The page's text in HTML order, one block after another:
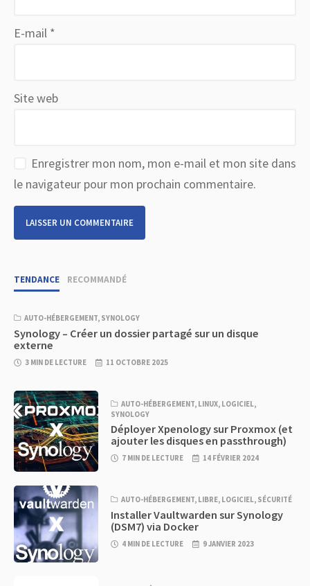
E-mail *
Site web
Enregistrer mon nom, mon e-mail et mon site dans
le navigateur pour mon prochain commentaire.
TENDANCE RECOMMANDÉ
AUTO-HÉBERGEMENT, SYNOLOGY
Synology – Créer un dossier partagé sur un disque
externe
3 MIN DE LECTURE 11 OCTOBRE 2025
AUTO-HÉBERGEMENT, LINUX, LOGICIEL,
SYNOLOGY
Déployer Xpenology sur Proxmox (et
ajouter les disques en passthrough)
7 MIN DE LECTURE 14 FÉVRIER 2024
AUTO-HÉBERGEMENT, LIBRE, LOGICIEL, SÉCURITÉ
Installer Vaultwarden sur Synology
(DSM7) via Docker
4 MIN DE LECTURE 9 JANVIER 2023